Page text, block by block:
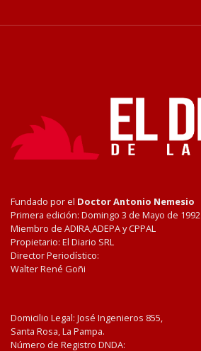
Fundado por el Doctor Antonio Nemesio
Primera edición: Domingo 3 de Mayo de 1992
Miembro de ADIRA,ADEPA y CPPAL
Propietario: El Diario SRL
Director Periodístico:
Walter René Goñi
Domicilio Legal: José Ingenieros 855,
Santa Rosa, La Pampa.
Número de Registro DNDA: